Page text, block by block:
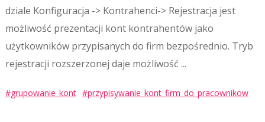
dziale Konfiguracja -> Kontrahenci-> Rejestracja jest
możliwość prezentacji kont kontrahentów jako
użytkowników przypisanych do firm bezpośrednio. Tryb
rejestracji rozszerzonej daje możliwość ...
#grupowanie_kont #przypisywanie_kont_firm_do_pracownikow